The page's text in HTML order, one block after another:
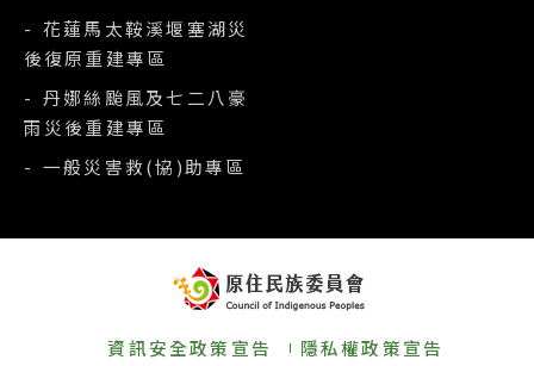
- 花蓮馬太鞍溪堰塞湖災
後復原重建專區
- 丹娜絲颱風及七二八豪
雨災後重建專區
- 一般災害救(協)助專區
資訊安全政策宣告 隱私權政策宣告